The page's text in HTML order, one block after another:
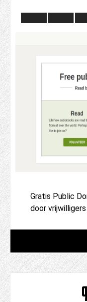
Gratis Public
door